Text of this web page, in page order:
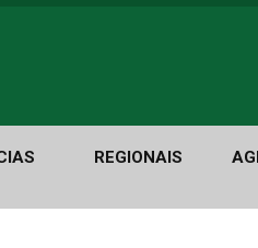
REGIONAIS